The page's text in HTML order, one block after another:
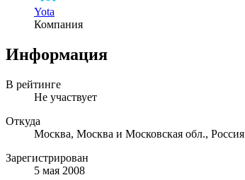
Yota
Компания
Информация
В рейтинге
Не участвует
Откуда
Москва, Москва и Московская обл., Россия
Зарегистрирован
5 мая 2008